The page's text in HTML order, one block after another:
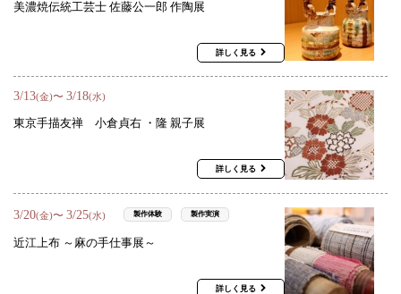
美濃焼伝統工芸士 佐藤公一郎 作陶展
詳しく見る
3/13(金)〜 3/18(水)
東京手描友禅 小倉貞右 ・隆 親子展
詳しく見る
3/20(金)〜 3/25(水) 製作体験 製作実演
近江上布 ～麻の手仕事展～
詳しく見る